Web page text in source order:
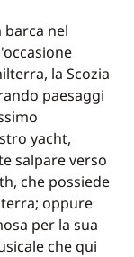
barca nel
la Scozia
paesaggi
yacht,
salpare verso
che possiede
oppure
per la sua
che qui